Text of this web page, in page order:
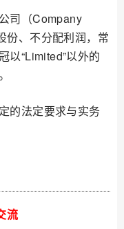
司（Company
份、不分配利润，常
以“Limited”以外的
的法定要求与实务
流